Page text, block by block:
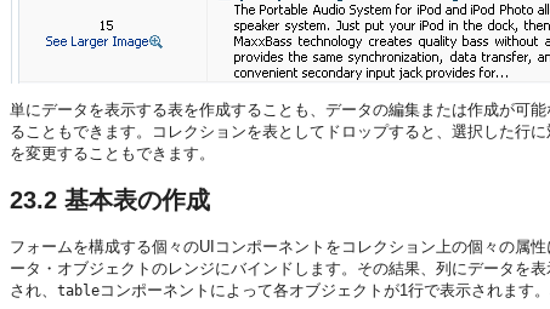
単にデータを表示する表を作成することも、データの編集または作成が可
ることもできます。コレクションを表としてドロップすると、選択した行
を変更することもできます。
23.2 基本表の作成
フォームを構成する個々のUIコンポーネントをコレクション上の個々の属
ータ・オブジェクトのレンジにバインドします。その結果、列にデータを
され、 tableコンポーネントによって各オブジェクトが1行で表示されます